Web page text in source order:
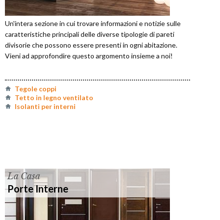
Un'intera sezione in cui trovare informazioni e notizie sulle
caratteristiche principali delle diverse tipologie di pareti
divisorie che possono essere presenti in ogni abitazione.
Vieni ad approfondire questo argomento insieme a noi!
Tegole coppi
Tetto in legno ventilato
Isolanti per interni
La Casa
Porte Interne